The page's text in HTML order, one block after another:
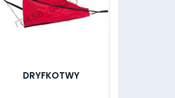
DRYFKOTWY